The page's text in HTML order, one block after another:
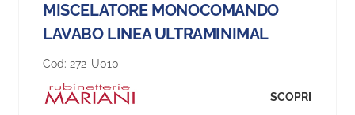
MISCELATORE MONOCOMANDO
LAVABO LINEA ULTRAMINIMAL
Cod: 272-U010
SCOPRI